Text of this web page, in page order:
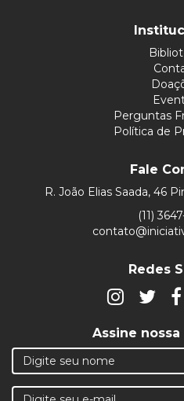
Perguntas
Política de
Fale
R. João Elias Saada, 46
(11)
Redes
Assine